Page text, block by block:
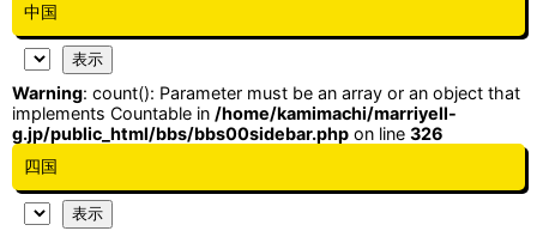
中国
Warning: count(): Parameter must be an array or an object that
implements Countable in /home/kamimachi/marriyell-
g.jp/public_html/bbs/bbs00sidebar.php on line 326
四国